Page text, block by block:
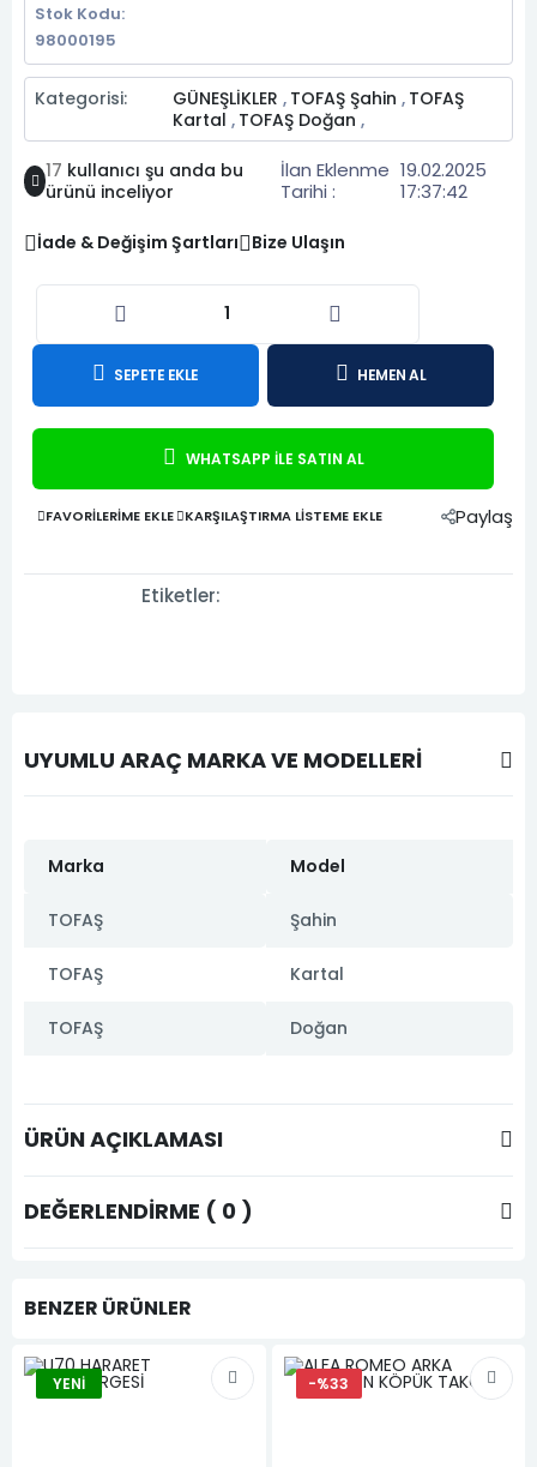
Stok Kodu:
98000195
Kategorisi: GÜNEŞLİKLER , TOFAŞ Şahin , TOFAŞ
Kartal , TOFAŞ Doğan ,
17 kullanıcı şu anda bu
ürünü inceliyor
İlan Eklenme
Tarihi :
19.02.2025
17:37:42
İade & Değişim Şartları Bize Ulaşın
SEPETE EKLE HEMEN AL
WHATSAPP İLE SATIN AL
FAVORILERIME EKLE KARŞILAŞTIRMA LISTEME EKLE Paylaş
Etiketler:
UYUMLU ARAÇ MARKA VE MODELLERİ
Marka Model
TOFAŞ Şahin
TOFAŞ Kartal
TOFAŞ Doğan
ÜRÜN AÇIKLAMASI
DEĞERLENDIRME ( 0 )
BENZER ÜRÜNLER
YENI -%33